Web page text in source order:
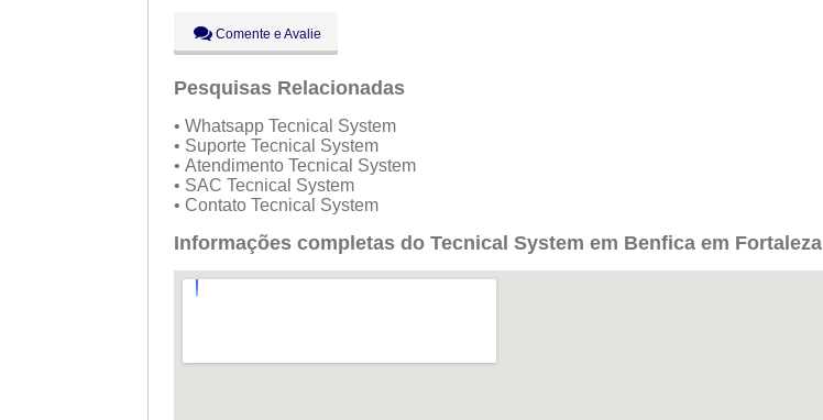
Sáb:
Dom:
Fechado
Comente e Avalie
Pesquisas Relacionadas
• Whatsapp Tecnical System
• Suporte Tecnical System
• Atendimento Tecnical System
• SAC Tecnical System
• Contato Tecnical System
Informações completas do Tecnical System em Benfica em Fortaleza